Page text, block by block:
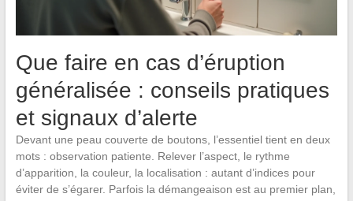
Que faire en cas d’éruption
généralisée : conseils pratiques
et signaux d’alerte
Devant une peau couverte de boutons, l’essentiel tient en deux
mots : observation patiente. Relever l’aspect, le rythme
d’apparition, la couleur, la localisation : autant d’indices pour
éviter de s’égarer. Parfois la démangeaison est au premier plan,